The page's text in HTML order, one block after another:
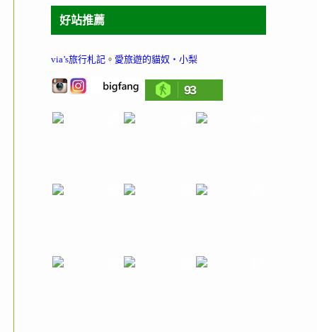
好站推薦
via’s旅行札記 。 愛旅遊的貓奴‧小梨
93